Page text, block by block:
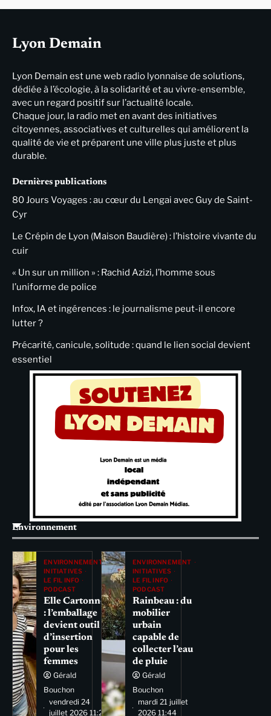
Lyon Demain
Lyon Demain est une web radio lyonnaise de solutions,
dédiée à l’écologie, à la solidarité et au vivre-ensemble,
avec un regard positif sur l’actualité locale.
Chaque jour, la radio met en avant des initiatives
citoyennes, associatives et culturelles qui améliorent la
qualité de vie et préparent une ville plus juste et plus
durable.
Dernières publications
80 Jours Voyages : au cœur du Lengai avec Guy de Saint-
Cyr
Le Crépin de Lyon (Maison Baudière) : l’histoire vivante du
cuir
« Un sur un million » : Rachid Azizi, l’homme sous
l’uniforme de police
Infox, IA et ingérences : le journalisme peut-il encore
lutter ?
Précarité, canicule, solitude : quand le lien social devient
essentiel
Environnement
ENVIRONNEMENT
INITIATIVES
LE FIL INFO
PODCAST
Elle Cartonne
: l’emballage
devient outil
d’insertion
pour les
femmes
Gérald
Bouchon
vendredi 24
juillet 2026 11:29
ENVIRONNEMENT
INITIATIVES
LE FIL INFO
PODCAST
Rainbeau : du
mobilier
urbain
capable de
collecter l’eau
de pluie
Gérald
Bouchon
mardi 21 juillet
2026 11:44